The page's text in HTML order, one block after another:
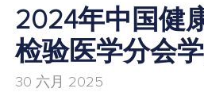
2024年中国健
检验医学分会
30 六月 2025